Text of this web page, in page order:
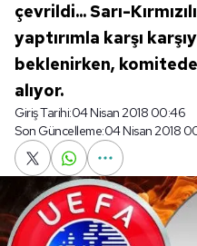
çevrildi... Sarı-
yaptırımla karşı
beklenirken,
alıyor.
Giriş Tarihi:04 Nisan 2018 00:46
Son Güncelleme:04 Nisan 2018